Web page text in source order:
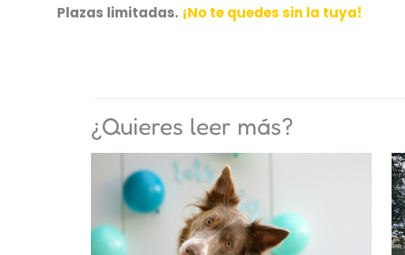
Plazas limitadas. ¡No te quedes sin la tuya!
¿Quieres leer más?